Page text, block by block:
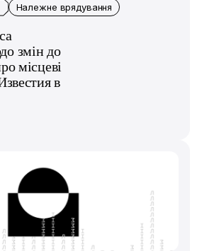
Належне врядування
змін до
місцеві
в